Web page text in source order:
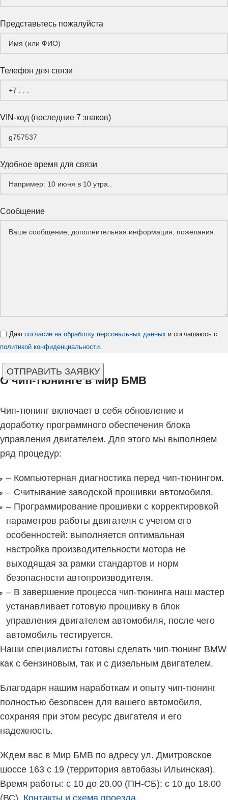
Представьтесь пожалуйста
Телефон для связи
VIN-код (последние 7 знаков)
Удобное время для связи
Сообщение
Даю согласие на обработку персональных данных и соглашаюсь с
политикой конфиденциальности.
О чип-тюнинге в Мир БМВ
Чип-тюнинг включает в себя обновление и
доработку программного обеспечения блока
управления двигателем. Для этого мы выполняем
ряд процедур:
– Компьютерная диагностика перед чип-тюнингом.
– Считывание заводской прошивки автомобиля.
– Программирование прошивки с корректировкой
параметров работы двигателя с учетом его
особенностей: выполняется оптимальная
настройка производительности мотора не
выходящая за рамки стандартов и норм
безопасности автопроизводителя.
– В завершение процесса чип-тюнинга наш мастер
устанавливает готовую прошивку в блок
управления двигателем автомобиля, после чего
автомобиль тестируется.
Наши специалисты готовы сделать чип-тюнинг BMW
как с бензиновым, так и с дизельным двигателем.
Благодаря нашим наработкам и опыту чип-тюнинг
полностью безопасен для вашего автомобиля,
сохраняя при этом ресурс двигателя и его
надежность.
Ждем вас в Мир БМВ по адресу ул. Дмитровское
шоссе 163 с 19 (территория автобазы Ильинская).
Время работы: с 10 до 20.00 (ПН-СБ); с 10 до 18.00
(ВС). Контакты и схема проезда